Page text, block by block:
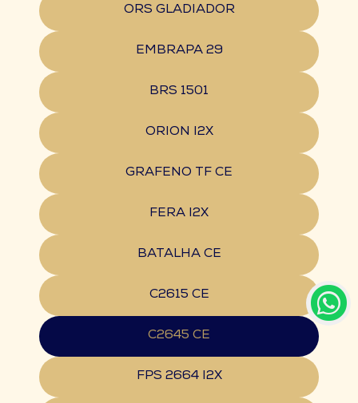
ORS GLADIADOR
EMBRAPA 29
BRS 1501
ORION I2X
GRAFENO TF CE
FERA I2X
BATALHA CE
C2615 CE
C2645 CE
FPS 2664 I2X